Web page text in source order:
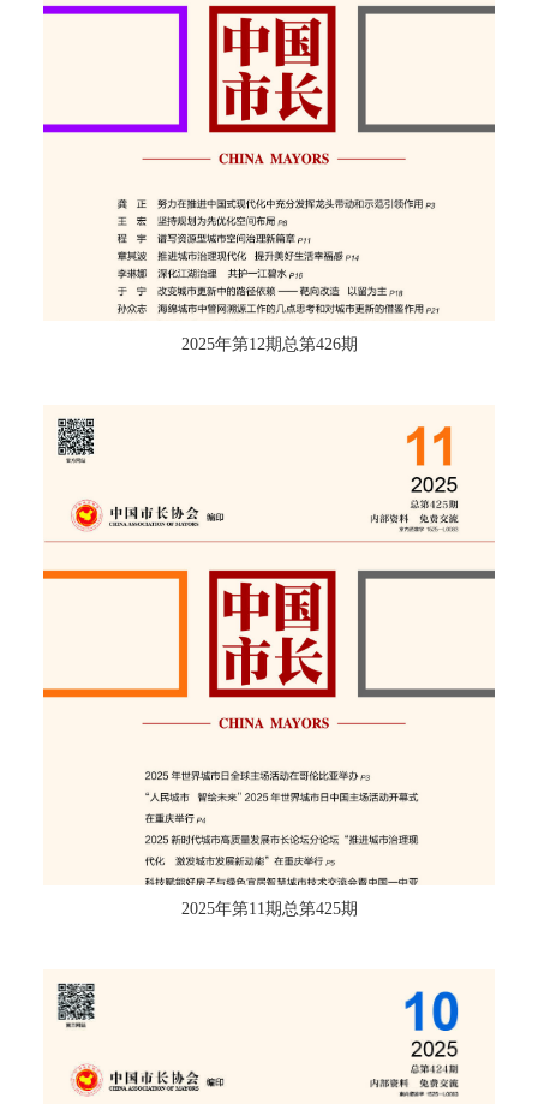
2025年第12期总第426期
2025年第11期总第425期